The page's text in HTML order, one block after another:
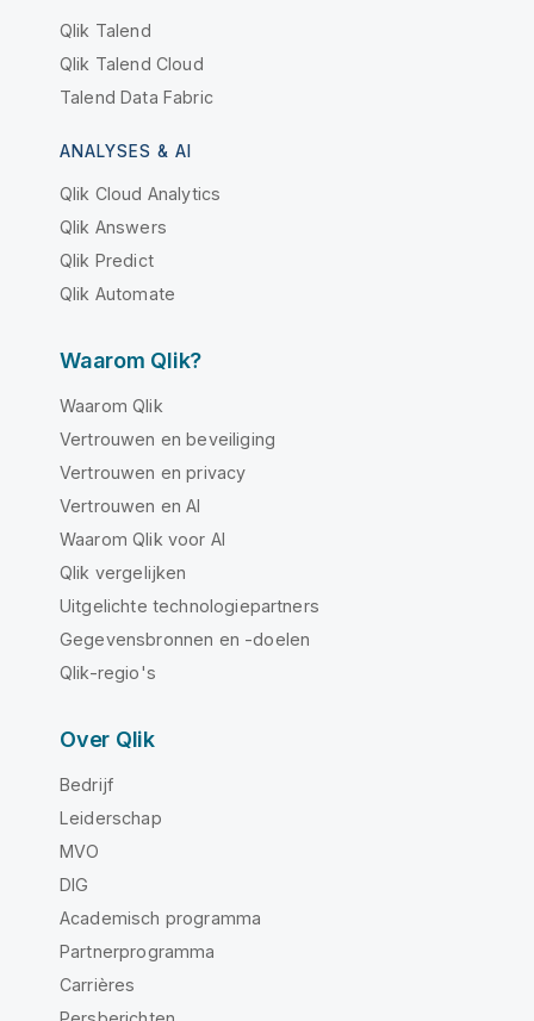
Qlik Talend
Qlik Talend Cloud
Talend Data Fabric
ANALYSES & AI
Qlik Cloud Analytics
Qlik Answers
Qlik Predict
Qlik Automate
Waarom Qlik?
Waarom Qlik
Vertrouwen en beveiliging
Vertrouwen en privacy
Vertrouwen en AI
Waarom Qlik voor AI
Qlik vergelijken
Uitgelichte technologiepartners
Gegevensbronnen en -doelen
Qlik-regio's
Over Qlik
Bedrijf
Leiderschap
MVO
DIG
Academisch programma
Partnerprogramma
Carrières